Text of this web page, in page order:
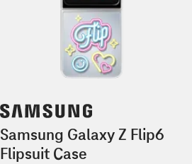
Samsung Galaxy Z Flip6
Flipsuit Case